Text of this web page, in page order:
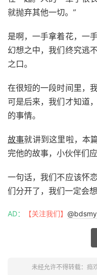
就抛弃其他一切。”
是啊，一手拿着花，一
幻想之中，我们终究逃
之口。
在很短的一段时间里，
可是后来，我们才知道
的事情。
故事就讲到这里啦，本
完他的故事，小伙伴们
一句话，我们不应该怀
们分开了，我们一定会想
AD： 【关注我们】
未经允许不得转载： 瘾